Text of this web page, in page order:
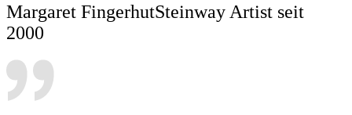
Margaret FingerhutSteinway Artist seit
2000